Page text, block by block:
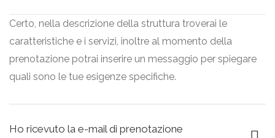
Certo, nella descrizione della struttura troverai le
caratteristiche e i servizi, inoltre al momento della
prenotazione potrai inserire un messaggio per spiegare
quali sono le tue esigenze specifiche.
Ho ricevuto la e-mail di prenotazione